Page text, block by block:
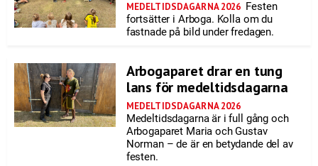
MEDELTIDSDAGARNA 2026 Festen
fortsätter i Arboga. Kolla om du
fastnade på bild under fredagen.
Arbogaparet drar en tung
lans för medeltidsdagarna
MEDELTIDSDAGARNA 2026
Medeltidsdagarna är i full gång och
Arbogaparet Maria och Gustav
Norman – de är en betydande del av
festen.